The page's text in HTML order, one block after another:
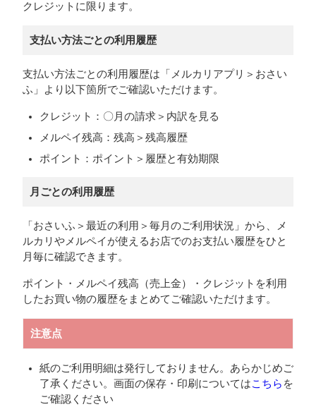
クレジットに限ります。
支払い方法ごとの利用履歴
支払い方法ごとの利用履歴は「メルカリアプリ＞おさい
ふ」より以下箇所でご確認いただけます。
クレジット：〇月の請求＞内訳を見る
メルペイ残高：残高＞残高履歴
ポイント：ポイント＞履歴と有効期限
月ごとの利用履歴
「おさいふ＞最近の利用＞毎月のご利用状況」から、メ
ルカリやメルペイが使えるお店でのお支払い履歴をひと
月毎に確認できます。
ポイント・メルペイ残高（売上金）・クレジットを利用
したお買い物の履歴をまとめてご確認いただけます。
注意点
紙のご利用明細は発行しておりません。あらかじめご
了承ください。画面の保存・印刷についてはこちら を
ご確認ください